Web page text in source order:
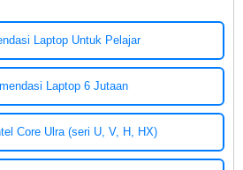
Laptop Untuk Pelajar
Laptop 6 Jutaan
Core Ulra (seri U, V, H, HX)